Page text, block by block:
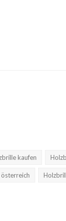
kaufen